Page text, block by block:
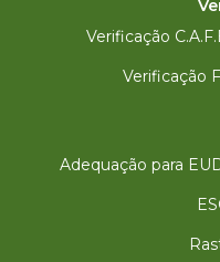
Verificação
Verificação
Adequação para